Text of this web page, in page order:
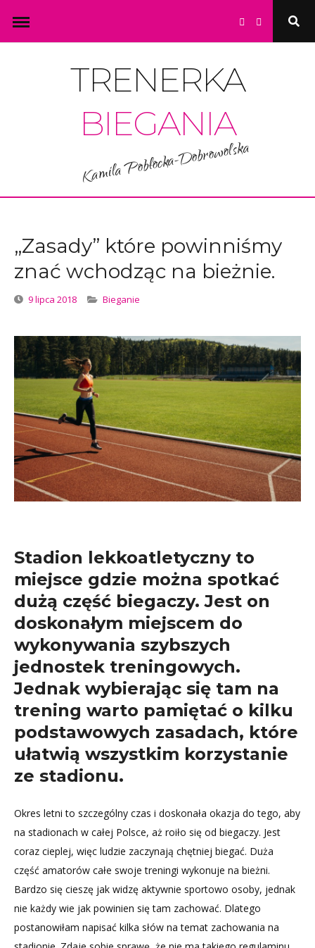
content
Open
TRENERKA
BIEGANIA
Kamila Pobłocka-Dobrowolska
„Zasady” które powinniśmy
znać wchodząc na bieżnie.
9 lipca 2018 Categories
Bieganie
Stadion lekkoatletyczny to
miejsce gdzie można spotkać
dużą część biegaczy. Jest on
doskonałym miejscem do
wykonywania szybszych
jednostek treningowych.
Jednak wybierając się tam na
trening warto pamiętać o kilku
podstawowych zasadach, które
ułatwią wszystkim korzystanie
ze stadionu.
Okres letni to szczególny czas i doskonała okazja do tego, aby
na stadionach w całej Polsce, aż roiło się od biegaczy. Jest
coraz cieplej, więc ludzie zaczynają chętniej biegać. Duża
część amatorów całe swoje treningi wykonuje na bieżni.
Bardzo się cieszę jak widzę aktywnie sportowo osoby, jednak
nie każdy wie jak powinien się tam zachować. Dlatego
postanowiłam napisać kilka słów na temat zachowania na